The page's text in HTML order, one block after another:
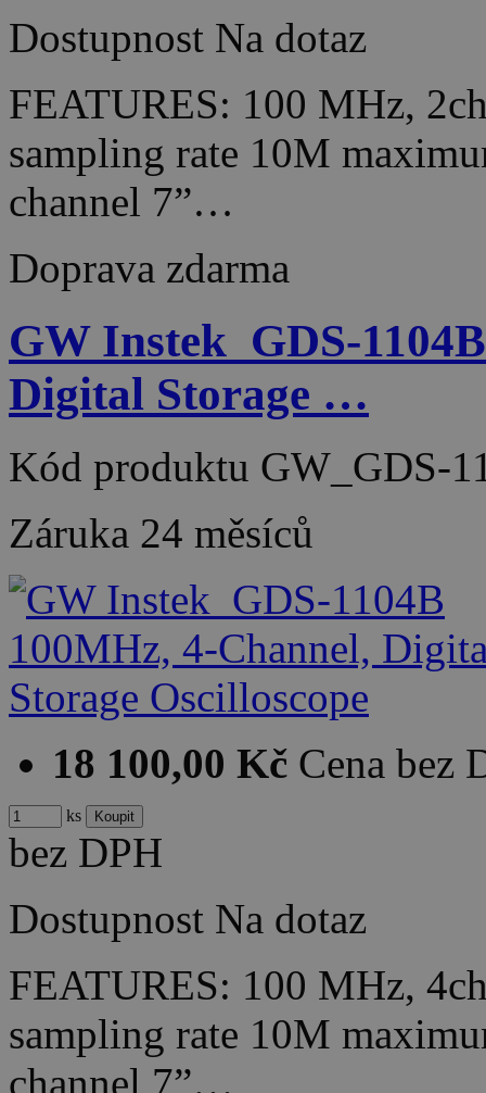
Dostupnost Na dotaz
FEATURES: 100 MHz,
sampling rate 10M
channel 7”…
Doprava zdarma
GW Instek_GDS-
Digital Storage …
Kód produktu GW_GDS-
Záruka 24 měsíců
18 100,00 Kč Cena bez
ks
bez DPH
Dostupnost Na dotaz
FEATURES: 100 MHz,
sampling rate 10M
channel 7”…